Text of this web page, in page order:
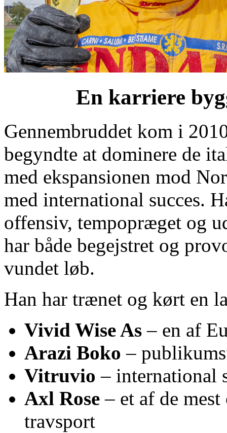
En karriere
Gennembruddet kom i
begyndte at dominere de
med ekspansionen mod
med international succes.
offensiv, tempopræget og
har både begejstret og
vundet løb.
Han har trænet og kørt en
Vivid Wise As – en af
Arazi Boko –
Vitruvio – international
Axl Rose – et af de
travsport